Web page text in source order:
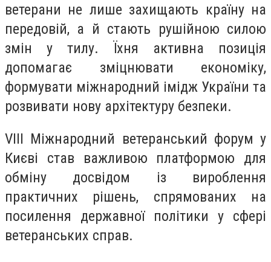
ветерани не лише захищають країну на
передовій, а й стають рушійною силою
змін у тилу. Їхня активна позиція
допомагає зміцнювати економіку,
формувати міжнародний імідж України та
розвивати нову архітектуру безпеки.
VIII Міжнародний ветеранський форум у
Києві став важливою платформою для
обміну досвідом із вироблення
практичних рішень, спрямованих на
посилення державної політики у сфері
ветеранських справ.